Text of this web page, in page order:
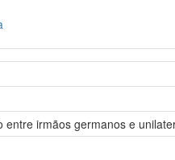
entre irmãos germanos e